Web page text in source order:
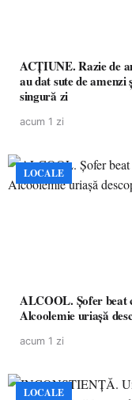
ACȚIUNE. Razie de
au dat sute de
singură zi
acum 1 zi
LOCALE
ALCOOL. Șofer
Alcoolemie uriașă
acum 1 zi
LOCALE